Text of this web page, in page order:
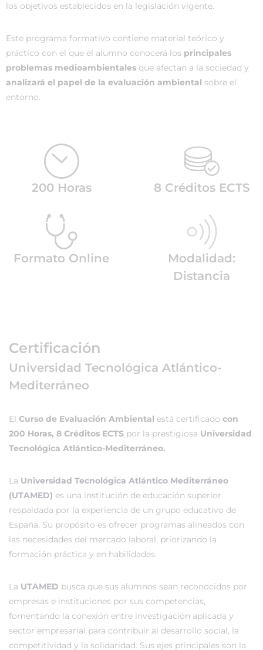
los objetivos establecidos en la legislación vigente.
Este programa formativo contiene material teórico y
práctico con el que el alumno conocerá los principales
problemas medioambientales que afectan a la sociedad y
analizará el papel de la evaluación ambiental sobre el
entorno.
200 Horas 8 Créditos ECTS
Formato Online
Modalidad:
Distancia
Certificación
Universidad Tecnológica Atlántico-
Mediterráneo
El Curso de Evaluación Ambiental está certificado con
200 Horas, 8 Créditos ECTS por la prestigiosa Universidad
Tecnológica Atlántico-Mediterráneo.
La Universidad Tecnológica Atlántico Mediterráneo
(UTAMED) es una institución de educación superior
respaldada por la experiencia de un grupo educativo de
España. Su propósito es ofrecer programas alineados con
las necesidades del mercado laboral, priorizando la
formación práctica y en habilidades.
La UTAMED busca que sus alumnos sean reconocidos por
empresas e instituciones por sus competencias,
fomentando la conexión entre investigación aplicada y
sector empresarial para contribuir al desarrollo social, la
competitividad y la solidaridad. Sus ejes principales son la